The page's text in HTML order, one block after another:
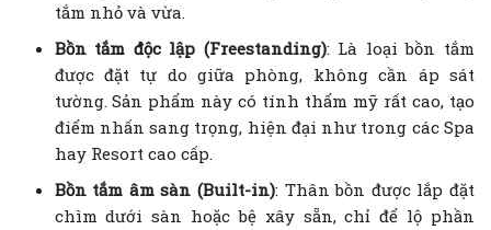
tắm nhỏ và vừa.
Bồn tắm độc lập (Freestanding): Là loại bồn tắm
được đặt tự do giữa phòng, không cần áp sát
tường. Sản phẩm này có tính thẩm mỹ rất cao, tạo
điểm nhấn sang trọng, hiện đại như trong các Spa
hay Resort cao cấp.
Bồn tắm âm sàn (Built-in): Thân bồn được lắp đặt
chìm dưới sàn hoặc bệ xây sẵn, chỉ để lộ phần